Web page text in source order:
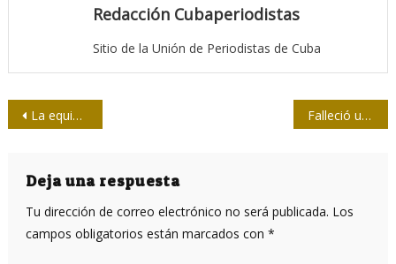
Redacción Cubaperiodistas
Sitio de la Unión de Periodistas de Cuba
Navegación
entradas
La equidad ha definido el manejo de la COVID-19 en Cuba Falleció un oyente fundador de Radio Habana Cuba
Deja una respuesta
Tu dirección de correo electrónico no será publicada. Los
campos obligatorios están marcados con *